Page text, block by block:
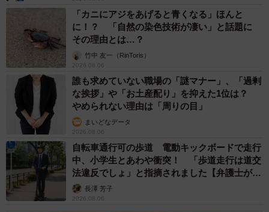
です。この子を幸せにすると。
黒猫はボランティアさんの姿が見えなくなるまで、険しい
表情をしていました。いかにも野良猫といった風情です。
このままで本当に大丈夫だろうか…。
オトンの大事なもの
ところが、黒猫は新幸さんと二人きりになると、途端にゴ
ロゴロ。新幸さんを見上げて、こんなことを言っているか
のよう。
「オトン、やっとしずかになったな」
「カニにアジをあげると青くなる」ほんと
に！？ 「自然の染色技術が凄い」と話題に
その理由とは…？
竹中 友一（RinToris）
2026.08.06
誰も求めていない職場の「謎マナー」、「過剰
な挨拶」や「お土産配り」を抑えた1位は？
やめられない理由は「周りの目」
まいどなデータ
2026.08.06
自転車通行可の歩道 電動キックボードで走行
中、小学生とあわや衝突！ 「歩道走行は道交
法違反でしょ」と指摘されました【弁護士が解
説】長澤 芳子
2026.08.06